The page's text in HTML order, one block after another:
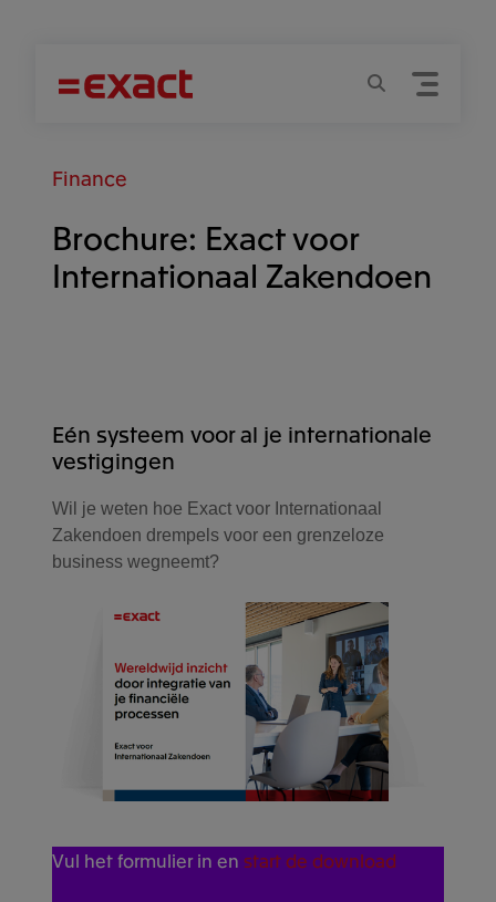
Menu
Zoeken
Finance
Brochure: Exact voor
Internationaal Zakendoen
Eén systeem voor al je internationale
vestigingen
Wil je weten hoe Exact voor Internationaal
Zakendoen drempels voor een grenzeloze
business wegneemt?
Vul het formulier in en start de download